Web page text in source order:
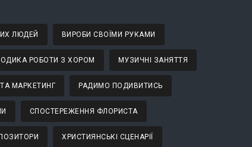
ЛЮДЕЙ ВИРОБИ СВОЇМИ РУКАМИ
РОБОТИ З ХОРОМ МУЗИЧНІ ЗАНЯТТЯ
МАРКЕТИНГ РАДИМО ПОДИВИТИСЬ
СПОСТЕРЕЖЕННЯ ФЛОРИСТА
ХРИСТИЯНСЬКІ СЦЕНАРІЇ